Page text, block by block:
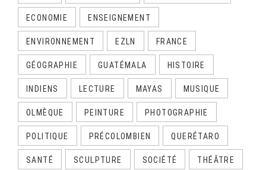
ECONOMIE ENSEIGNEMENT
ENVIRONNEMENT EZLN FRANCE
GÉOGRAPHIE GUATÉMALA HISTOIRE
INDIENS LECTURE MAYAS MUSIQUE
OLMÈQUE PEINTURE PHOTOGRAPHIE
POLITIQUE PRÉCOLOMBIEN QUERÉTARO
SANTÉ SCULPTURE SOCIÉTÉ THÉÂTRE